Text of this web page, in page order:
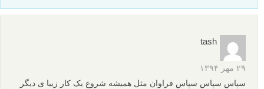
tash
۲۹ مهر ۱۳۹۴
سپاس سپاس سپاس فراوان مثل همیشه شروع یک کار زیبا ی دیگر